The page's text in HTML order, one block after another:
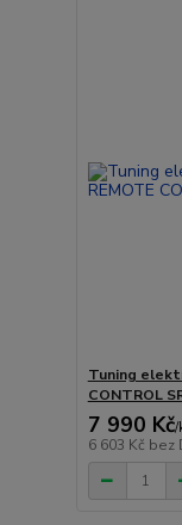
Tuning
CONTROL
7 990 Kč/
6 603 Kč bez